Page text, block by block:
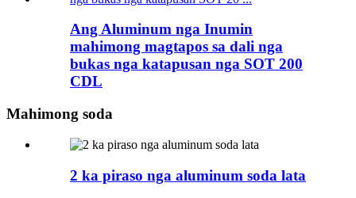
Ang Aluminum nga Inumin
mahimong magtapos sa dali nga
bukas nga katapusan nga SOT 200
CDL
Mahimong soda
2 ka piraso nga aluminum soda lata